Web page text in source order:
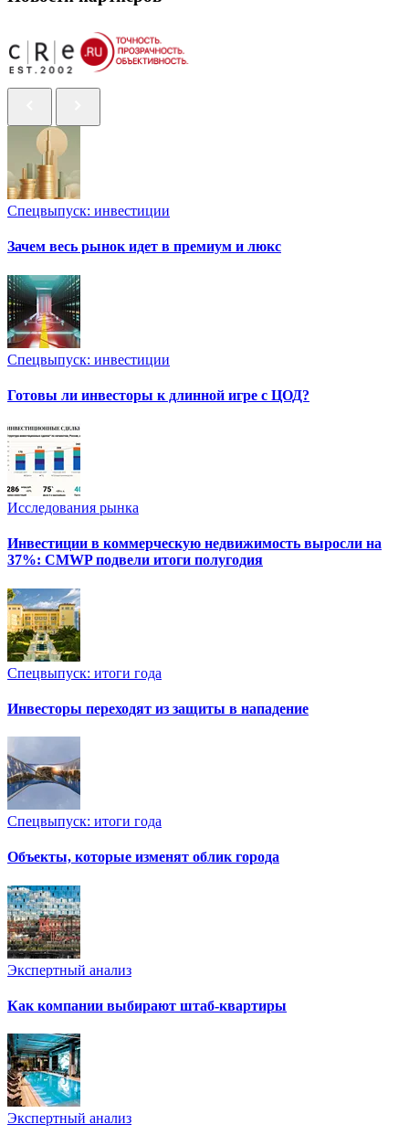
Спецвыпуск: инвестиции
Зачем весь рынок идет в премиум и люкс
Спецвыпуск: инвестиции
Готовы ли инвесторы к длинной игре с ЦОД?
Исследования рынка
Инвестиции в коммерческую недвижимость выросли на
37%: CMWP подвели итоги полугодия
Спецвыпуск: итоги года
Инвесторы переходят из защиты в нападение
Спецвыпуск: итоги года
Объекты, которые изменят облик города
Экспертный анализ
Как компании выбирают штаб-квартиры
Экспертный анализ